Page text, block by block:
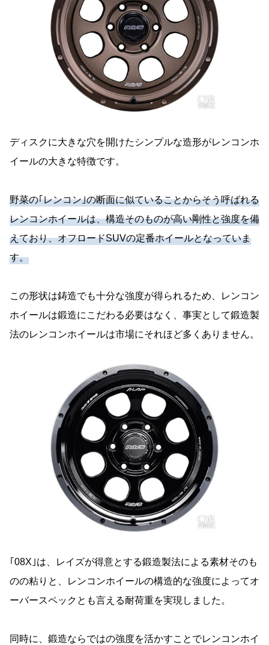
ディスクに大きな穴を開けたシンプルな造形がレンコンホ
イールの大きな特徴です。
野菜の｢レンコン｣の断面に似ていることからそう呼ばれる
レンコンホイールは、構造そのものが高い剛性と強度を備
えており、オフロードSUVの定番ホイールとなっていま
す。
この形状は鋳造でも十分な強度が得られるため、レンコン
ホイールは鍛造にこだわる必要はなく、事実として鍛造製
法のレンコンホイールは市場にそれほど多くありません。
｢08X｣は、レイズが得意とする鍛造製法による素材そのも
のの粘りと、レンコンホイールの構造的な強度によってオ
ーバースペックとも言える耐荷重を実現しました。
同時に、鍛造ならではの強度を活かすことでレンコンホイ